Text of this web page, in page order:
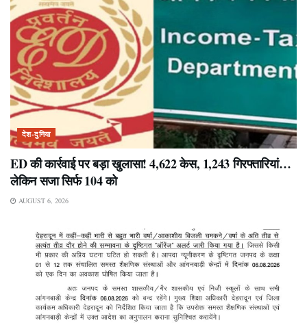
देश-दुनिया
ED की कार्रवाई पर बड़ा खुलासा! 4,622 केस, 1,243 गिरफ्तारियां…
लेकिन सजा सिर्फ 104 को
AUGUST 6, 2026